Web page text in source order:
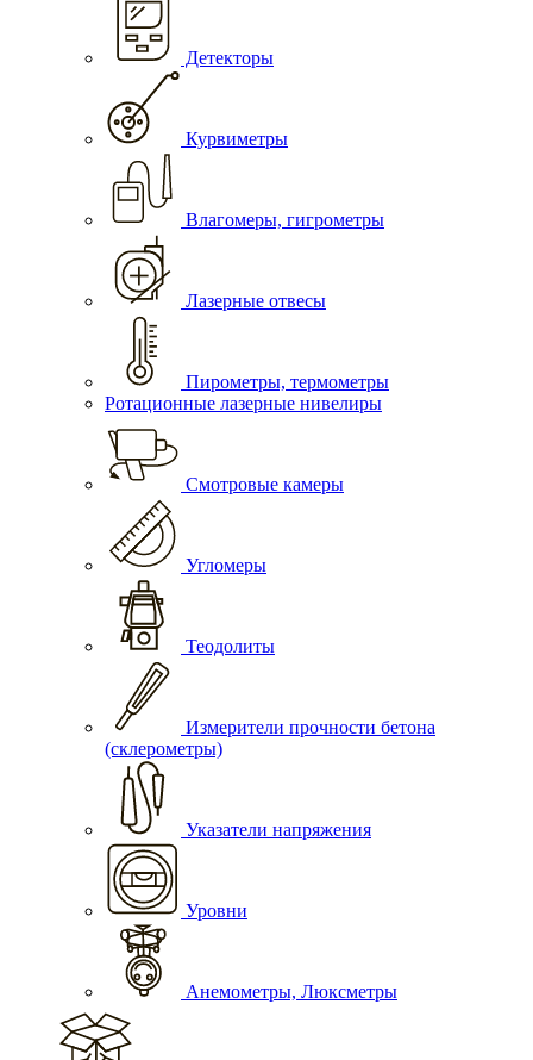
Детекторы
Курвиметры
Влагомеры, гигрометры
Лазерные отвесы
Пирометры, термометры
Ротационные лазерные нивелиры
Смотровые камеры
Угломеры
Теодолиты
Измерители прочности бетона
(склерометры)
Указатели напряжения
Уровни
Анемометры, Люксметры